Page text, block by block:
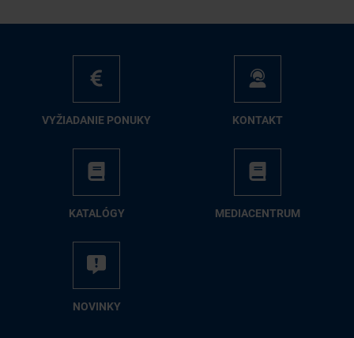
VY­ŽIA­DA­NIE PO­NU­KY KON­TAKT
KA­TA­LÓ­GY ME­DIA­CEN­TRUM
NO­VIN­KY